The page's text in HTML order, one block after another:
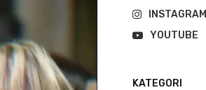
INSTAGRAM
YOUTUBE
KATEGORI